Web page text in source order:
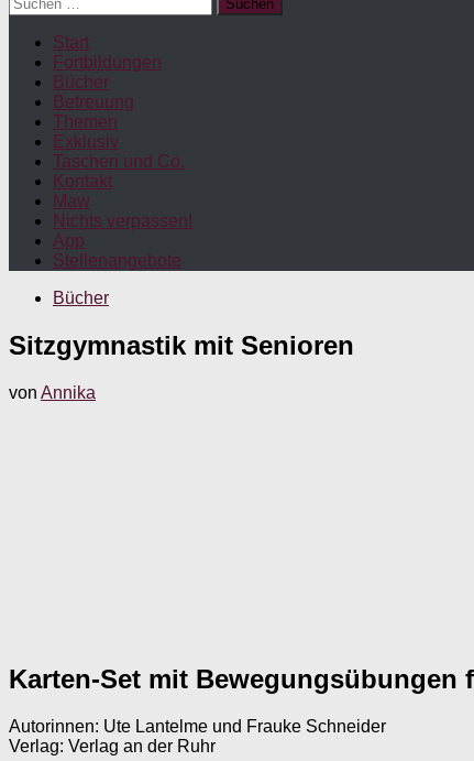
nach:
Start
Fortbildungen
Bücher
Betreuung
Themen
Exklusiv
Taschen und Co.
Kontakt
Maw
Nichts verpassen!
App
Stellenangebote
Bücher
Sitzgymnastik mit Senioren
von Annika
Karten-Set mit Bewegungsübungen
Autorinnen: Ute Lantelme und Frauke Schneider
Verlag: Verlag an der Ruhr